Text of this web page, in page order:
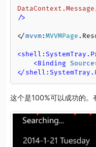
/>
</mvvm:MVVMPage.
<
<Binding Source
</
这个是100%可以成功的。